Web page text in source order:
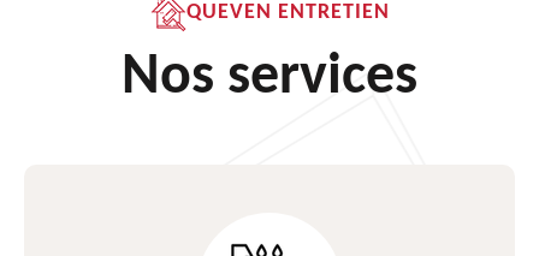
QUEVEN ENTRETIEN
Nos services